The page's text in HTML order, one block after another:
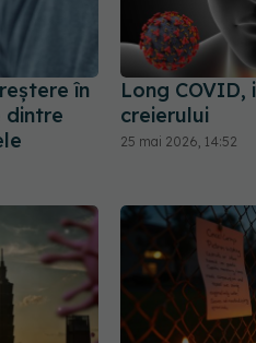
în
dintre
Long
creierului
25 mai 2026, 14:52